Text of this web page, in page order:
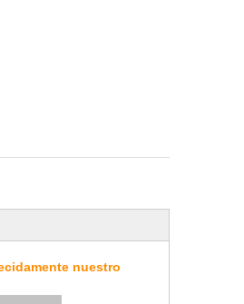
nuestro